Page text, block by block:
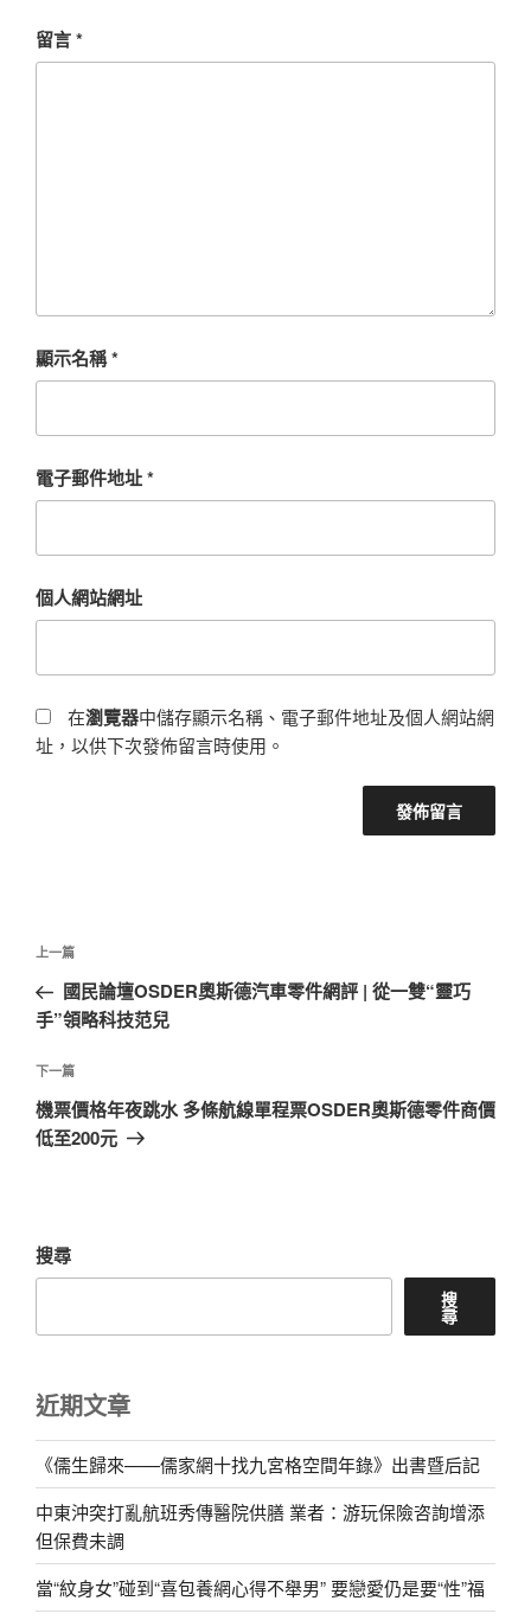
留言*
顯示名稱*
電子郵件地址*
個人網站網址
在瀏覽器中儲存顯示名稱、電子郵件地址及個人網站網
址，以供下次發佈留言時使用。
文
導
覽
上
一
篇
章
上一篇
國民論壇OSDER奧斯德汽車零件網評 | 從一雙“靈巧
手”領略科技范兒
下
一
篇
下一篇
機票價格年夜跳水 多條航線單程票OSDER奧斯德零件商價
低至200元
搜尋
搜
尋
近期文章
《儒生歸來——儒家網十找九宮格空間年錄》出書暨后記
中東沖突打亂航班秀傳醫院供膳 業者：游玩保險咨詢增添
但保費未調
當“紋身女”碰到“喜包養網心得不舉男” 要戀愛仍是要“性”福